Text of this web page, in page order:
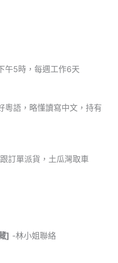
午5時，每週工作6天
粵語，略懂讀寫中文，持有
訂單派貨，土瓜灣取車
] -林小姐聯絡